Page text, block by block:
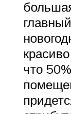
что